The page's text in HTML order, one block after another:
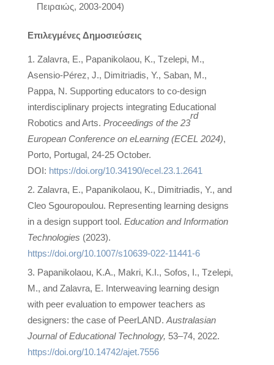
Πειραιώς, 2003-2004)
Επιλεγμένες Δημοσιεύσεις
Zalavra, Ε., Papanikolaou, Κ., Tzelepi, Μ.,
Asensio-Pérez, J., Dimitriadis, Y., Saban, Μ.,
Pappa, N. Supporting educators to co-design
interdisciplinary projects integrating Educational
Robotics and Arts. Proceedings of the 23
rd
European Conference on eLearning (ECEL 2024),
Porto, Portugal, 24-25 October.
DOI: https://doi.org/10.34190/ecel.23.1.2641
Zalavra, E., Papanikolaou, K., Dimitriadis, Y., and
Cleo Sgouropoulou. Representing learning designs
in a design support tool. Education and Information
Technologies (2023).
https://doi.org/10.1007/s10639-022-11441-6
Papanikolaou, K.A., Makri, K.I., Sofos, I., Tzelepi,
M., and Zalavra, E. Interweaving learning design
with peer evaluation to empower teachers as
designers: the case of PeerLAND. Australasian
Journal of Educational Technology, 53–74, 2022.
https://doi.org/10.14742/ajet.7556